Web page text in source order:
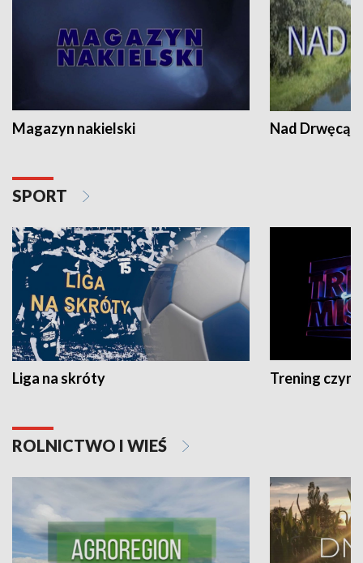
Magazyn nakielski Nad Drwęcą
SPORT
Liga na skróty Trening czyni
ROLNICTWO I WIEŚ